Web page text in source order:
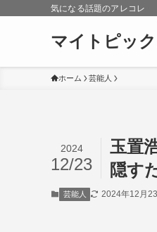
気になる話題のアレコレ
マイトピック
ホーム 芸能人
玉置
隠す
2024
12/23
芸能人 2024年12月